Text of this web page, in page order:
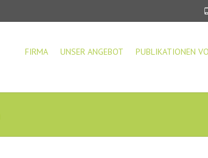
FIRMA UNSER ANGEBOT PUBLIKATIONEN